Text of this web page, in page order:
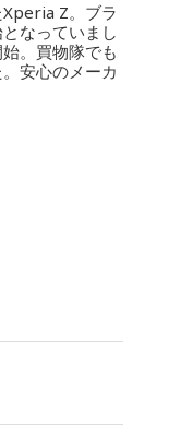
Z。ブラ
なっていまし
。買物隊でも
安心のメーカ